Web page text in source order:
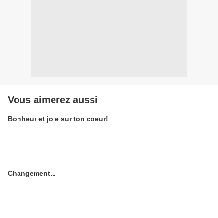
Vous aimerez aussi
Bonheur et joie sur ton coeur!
Changement...